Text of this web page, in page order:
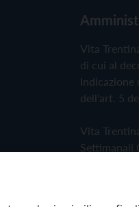
Vita
di cui al
Indicazione
dell'art. 5
Vita
Settimanali